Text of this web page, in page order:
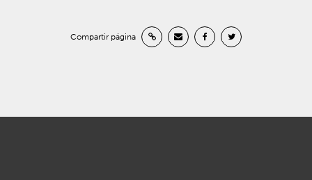
Compartir página